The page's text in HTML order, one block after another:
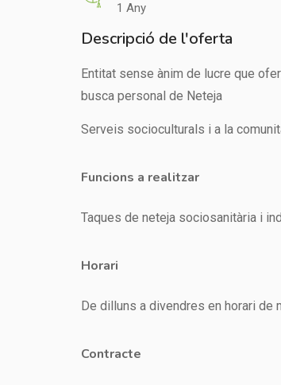
1 Any
Descripció de l'oferta
Entitat sense ànim de lucre que
busca personal de Neteja
Serveis socioculturals i a la
Funcions a realitzar
Taques de neteja sociosanitària i
Horari
De dilluns a divendres en horari
Contracte